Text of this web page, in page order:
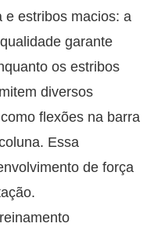
e estribos macios: a
garante
os estribos
diversos
flexões na barra
Essa
de força